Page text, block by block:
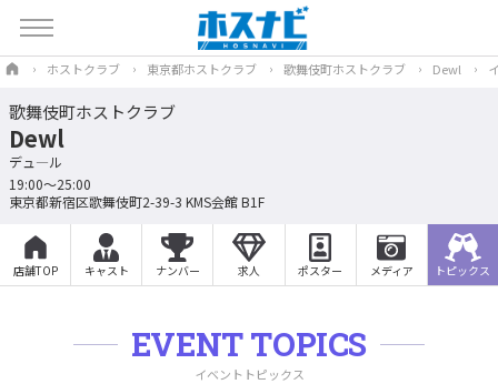
ホストクラブ 東京都ホストクラブ 歌舞伎町ホストクラブ Dewl
歌舞伎町ホストクラブ
Dewl
デュ―ル
19:00～25:00
東京都新宿区歌舞伎町2-39-3 KMS会館 B1F
店舗TOP キャスト ナンバー 求人 ポスター メディア トピックス
EVENT TOPICS
イベントトピックス